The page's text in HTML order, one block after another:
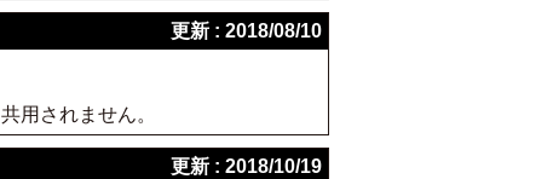
更新 : 2018/08/10
用されません。
更新 : 2018/10/19